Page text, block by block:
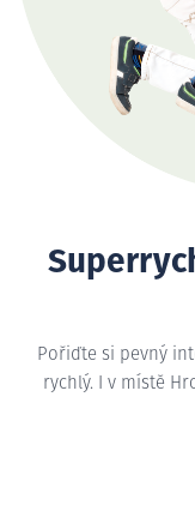
Pořiďte si pevný
rychlý. I v místě